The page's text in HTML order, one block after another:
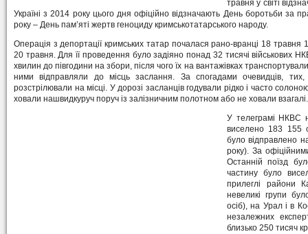
травня у світі
Україні з 2014 року цього дня офіційно відзначають День боротьби за
року – День пам’яті жертв геноциду кримськотатарського народу.
Операція з депортації кримських татар почалася рано-вранці 18 травня
20 травня. Для її проведення було задіяно понад 32 тисячі військових
хвилин до півгодини на збори, після чого їх на вантажівках
ними відправляли до місць заслання. За спогадами очевидців,
розстрілювали на місці. У дорозі засланців годували рідко і часто
ховали нашвидкуруч поруч із залізничним полотном або не ховали взагалі.
У телеграмі НКВС
виселено 183 155
було відправлено
року). За
Останній поїзд
частину було
прилеглі райони
невеликі групи
осіб), на Урал і в
незалежних
близько 250 тисяч